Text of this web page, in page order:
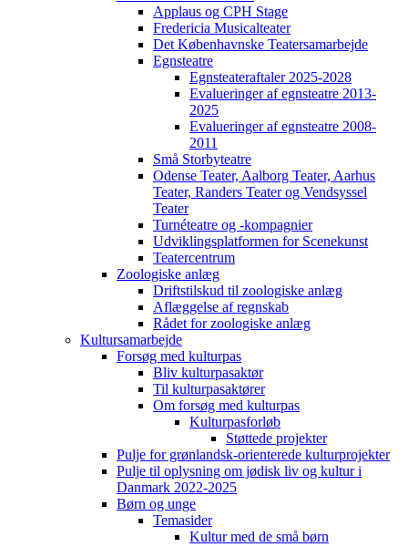
Applaus og CPH Stage
Fredericia Musicalteater
Det Københavnske Teatersamarbejde
Egnsteatre
Egnsteateraftaler 2025-2028
Evalueringer af egnsteatre 2013-
2025
Evalueringer af egnsteatre 2008-
2011
Små Storbyteatre
Odense Teater, Aalborg Teater, Aarhus
Teater, Randers Teater og Vendsyssel
Teater
Turnéteatre og -kompagnier
Udviklingsplatformen for Scenekunst
Teatercentrum
Zoologiske anlæg
Driftstilskud til zoologiske anlæg
Aflæggelse af regnskab
Rådet for zoologiske anlæg
Kultursamarbejde
Forsøg med kulturpas
Bliv kulturpasaktør
Til kulturpasaktører
Om forsøg med kulturpas
Kulturpasforløb
Støttede projekter
Pulje for grønlandsk-orienterede kulturprojekter
Pulje til oplysning om jødisk liv og kultur i
Danmark 2022-2025
Børn og unge
Temasider
Kultur med de små børn